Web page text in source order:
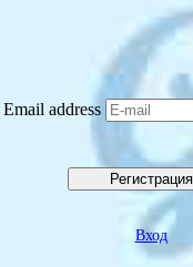
Email address
Регистрация
Вход